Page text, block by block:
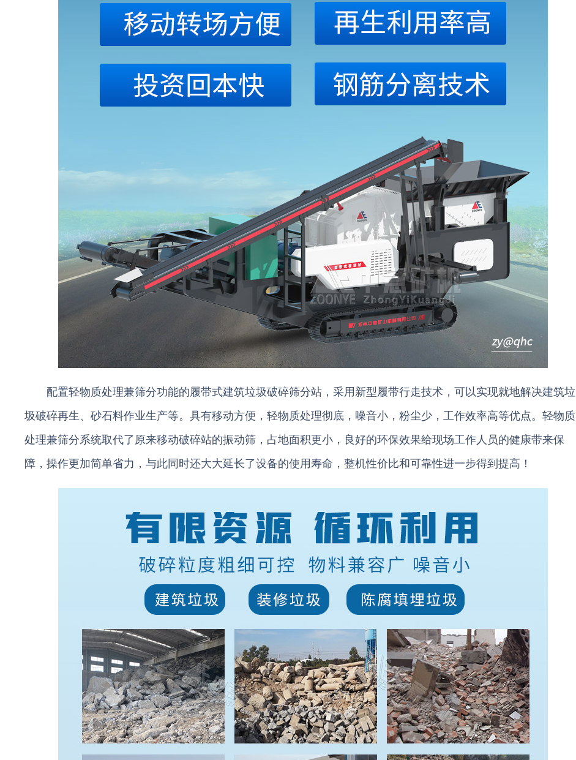
配置轻物质处理兼筛分功能的履带式建筑垃圾破碎筛分站，采用新型履带行走技术，可以实现就地解决建筑垃
圾破碎再生、砂石料作业生产等。具有移动方便，轻物质处理彻底，噪音小，粉尘少，工作效率高等优点。轻物质
处理兼筛分系统取代了原来移动破碎站的振动筛，占地面积更小，良好的环保效果给现场工作人员的健康带来保
障，操作更加简单省力，与此同时还大大延长了设备的使用寿命，整机性价比和可靠性进一步得到提高！